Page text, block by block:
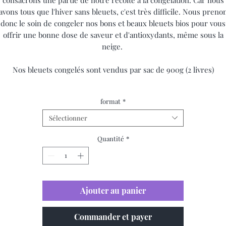
tous que l'hiver sans bleuets, c'est très difficile. Nous
donc le soin de congeler nos bons et beaux bleuets bios pour vous
offrir une bonne dose de saveur et d'antioxydants, même sous la
neige.
Nos bleuets congelés sont vendus par sac de 900g (2 livres)
format *
Sélectionner
Quantité *
Ajouter au panier
Commander et payer